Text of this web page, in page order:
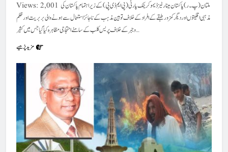
Views: 2,001 ملتان (پ۔ر) پاکستان مینارٹیز ڈیموکریٹک پارٹی (پی ایم ڈی پی) کے زیر اہتمام پاکستان کی
مذہبی اقلیتوں اور دیگر کمزور طبقے کے افراد کے خلاف توہین مذہب کے نا جائز استعمال سے ہونے والی بربریت اور ظلم
و جبر کے خلاف پریس کلب کے سامنے احتجاجی مظاہر ہ کیا گیا جس میں کثیر…
مزید پڑھیے